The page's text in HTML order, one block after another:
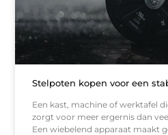
Stelpoten kopen voor een
Een kast, machine of werktafel
zorgt voor meer ergernis dan
Een wiebelend apparaat maakt